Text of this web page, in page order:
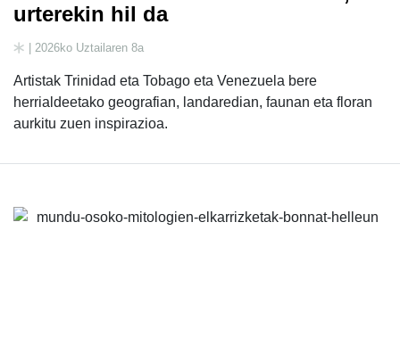
urterekin hil da
| 2026ko Uztailaren 8a
Artistak Trinidad eta Tobago eta Venezuela bere
herrialdeetako geografian, landaredian, faunan eta floran
aurkitu zuen inspirazioa.